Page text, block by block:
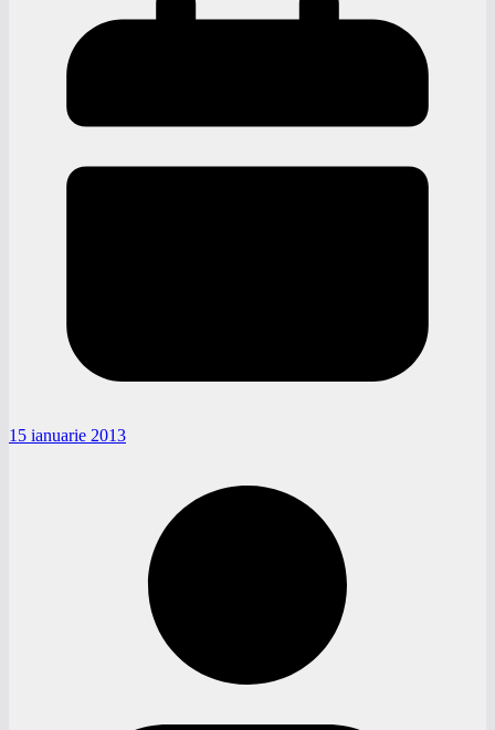
15 ianuarie 2013